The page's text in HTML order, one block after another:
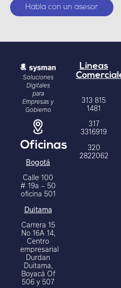
Habla con un asesor
Soluciones
Digitales
para
Empresas y
Gobierno
Oficinas
Bogotá
Calle 100
# 19a – 50
oficina 501
Duitama
Carrera 15
No 16A 14,
Centro
empresarial
Durdan
Duitama,
Boyacá Of
506 y 507
Líneas
313 815
1481
317
3316919
320
2822062